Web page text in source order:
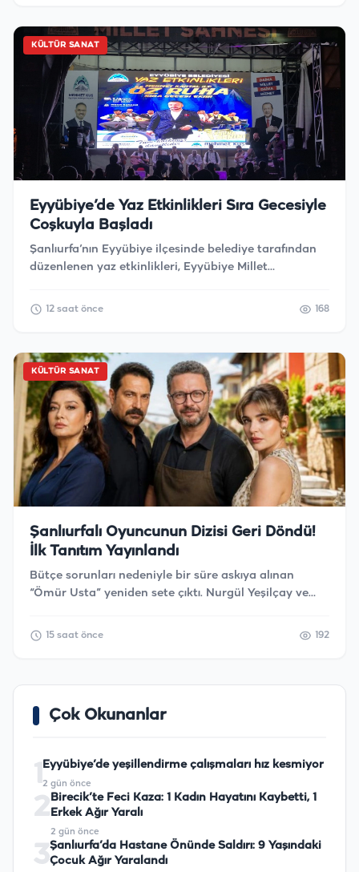
KÜLTÜR SANAT
Eyyübiye’de Yaz Etkinlikleri Sıra Gecesiyle
Coşkuyla Başladı
Şanlıurfa’nın Eyyübiye ilçesinde belediye tarafından
düzenlenen yaz etkinlikleri, Eyyübiye Millet
coşkulu bir şekilde başladı.
12 saat önce 168
KÜLTÜR SANAT
Şanlıurfalı Oyuncunun Dizisi Geri Döndü!
İlk Tanıtım Yayınlandı
Bütçe sorunları nedeniyle bir süre askıya alınan
“Ömür Usta” yeniden sete çıktı. Nurgül Yeşilçay ve
dizinin ilk tanıtımı izleyiciyle buluştu.
15 saat önce 192
Çok Okunanlar
1 Eyyübiye’de yeşillendirme çalışmaları hız kesmiyor
2 gün önce
2 Birecik’te Feci Kaza: 1 Kadın Hayatını Kaybetti, 1
Erkek Ağır Yaralı
2 gün önce
3Şanlıurfa’da Hastane Önünde Saldırı: 9 Yaşındaki
Çocuk Ağır Yaralandı